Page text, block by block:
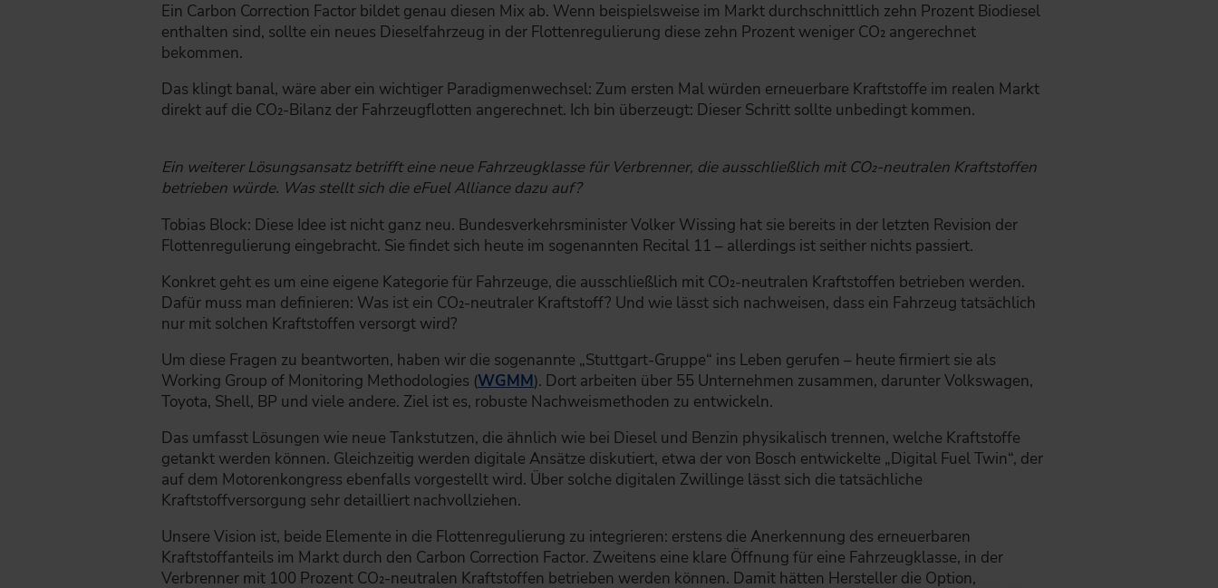
Ein Carbon Correction Factor bildet genau diesen Mix ab. Wenn beispielsweise im Markt durchschnittlich zehn Prozent Biodiesel
enthalten sind, sollte ein neues Dieselfahrzeug in der Flottenregulierung diese zehn Prozent weniger CO₂ angerechnet
bekommen.
Das klingt banal, wäre aber ein wichtiger Paradigmenwechsel: Zum ersten Mal würden erneuerbare Kraftstoffe im realen Markt
direkt auf die CO₂-Bilanz der Fahrzeugflotten angerechnet. Ich bin überzeugt: Dieser Schritt sollte unbedingt kommen.
Ein weiterer Lösungsansatz betrifft eine neue Fahrzeugklasse für Verbrenner, die ausschließlich mit CO₂-neutralen Kraftstoffen
betrieben würde. Was stellt sich die eFuel Alliance dazu auf?
Tobias Block: Diese Idee ist nicht ganz neu. Bundesverkehrsminister Volker Wissing hat sie bereits in der letzten Revision der
Flottenregulierung eingebracht. Sie findet sich heute im sogenannten Recital 11 – allerdings ist seither nichts passiert.
Konkret geht es um eine eigene Kategorie für Fahrzeuge, die ausschließlich mit CO₂-neutralen Kraftstoffen betrieben werden.
Dafür muss man definieren: Was ist ein CO₂-neutraler Kraftstoff? Und wie lässt sich nachweisen, dass ein Fahrzeug tatsächlich
nur mit solchen Kraftstoffen versorgt wird?
Um diese Fragen zu beantworten, haben wir die sogenannte „Stuttgart-Gruppe“ ins Leben gerufen – heute firmiert sie als
Working Group of Monitoring Methodologies (WGMM). Dort arbeiten über 55 Unternehmen zusammen, darunter Volkswagen,
Toyota, Shell, BP und viele andere. Ziel ist es, robuste Nachweismethoden zu entwickeln.
Das umfasst Lösungen wie neue Tankstutzen, die ähnlich wie bei Diesel und Benzin physikalisch trennen, welche Kraftstoffe
getankt werden können. Gleichzeitig werden digitale Ansätze diskutiert, etwa der von Bosch entwickelte „Digital Fuel Twin“, der
auf dem Motorenkongress ebenfalls vorgestellt wird. Über solche digitalen Zwillinge lässt sich die tatsächliche
Kraftstoffversorgung sehr detailliert nachvollziehen.
Unsere Vision ist, beide Elemente in die Flottenregulierung zu integrieren: erstens die Anerkennung des erneuerbaren
Kraftstoffanteils im Markt durch den Carbon Correction Factor. Zweitens eine klare Öffnung für eine Fahrzeugklasse, in der
Verbrenner mit 100 Prozent CO₂-neutralen Kraftstoffen betrieben werden können. Damit hätten Hersteller die Option,